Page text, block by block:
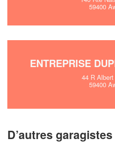
59400
ENTREPRISE
44 R
59400
D’autres